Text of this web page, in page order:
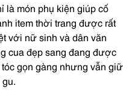
là món phụ kiện giúp cố
item thời trang được rất
với nữ sinh và dân văn
cua đẹp sang đang được
gọn gàng nhưng vẫn giữ